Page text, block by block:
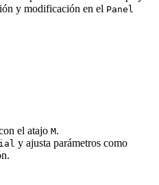
y modificación en el Panel
el atajo M.
y ajusta parámetros como